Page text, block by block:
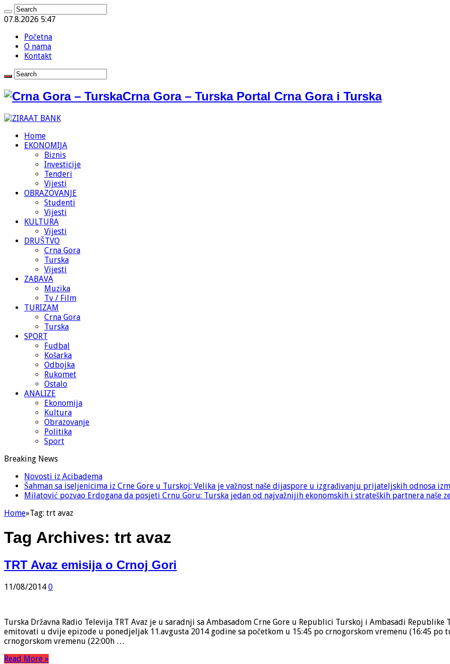
07.8.2026 5:47
Početna
O nama
Kontakt
Crna Gora – Turska Portal Crna Gora i Turska
Home
EKONOMIJA
Biznis
Investicije
Tenderi
Vijesti
OBRAZOVANJE
Studenti
Vijesti
KULTURA
Vijesti
DRUŠTVO
Crna Gora
Turska
Vijesti
ZABAVA
Muzika
Tv / Film
TURIZAM
Crna Gora
Turska
SPORT
Fudbal
Košarka
Odbojka
Rukomet
Ostalo
ANALIZE
Ekonomija
Kultura
Obrazovanje
Politika
Sport
Breaking News
Novosti iz Acibadema
Šahman sa iseljenicima iz Crne Gore u Turskoj: Velika je važnost naše dijaspore u izgrađivanju prijateljskih odnosa
Milatović pozvao Erdogana da posjeti Crnu Goru: Turska jedan od najvažnijih ekonomskih i strateških partnera naše
Home»Tag: trt avaz
Tag Archives: trt avaz
TRT Avaz emisija o Crnoj Gori
11/08/2014 0
Turska Državna Radio Televija TRT Avaz je u saradnji sa Ambasadom Crne Gore u Republici Turskoj i Ambasadi
emitovati u dvije epizode u ponedjeljak 11.avgusta 2014 godine sa početkom u 15:45 po crnogorskom vremenu (16:45
crnogorskom vremenu (22:00h …
Read More »